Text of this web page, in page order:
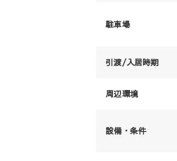
駐車場
引渡/入居時期
周辺環境
設備・条件